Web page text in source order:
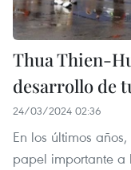
Thua Thien-
desarrollo de
24/03/2024 02:36
En los últimos
papel importante a